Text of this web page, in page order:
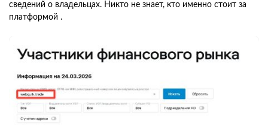
сведений о владельцах. Никто не знает, кто именно стоит за
платформой .